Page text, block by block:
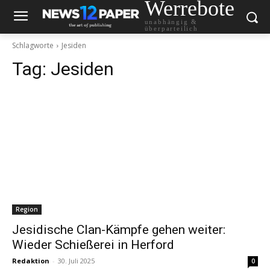
Werrebote
unabhängig &
überparteilich
Schlagworte Jesiden
Tag: Jesiden
Region
Jesidische Clan-Kämpfe gehen weiter:
Wieder Schießerei in Herford
Redaktion - 30. Juli 2025 0